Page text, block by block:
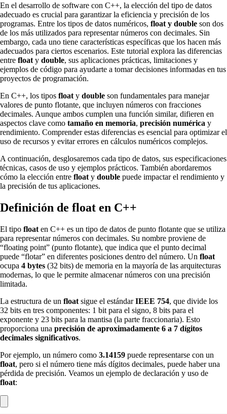
En el desarrollo de software con C++, la elección del tipo de datos
adecuado es crucial para garantizar la eficiencia y precisión de los
programas. Entre los tipos de datos numéricos, float y double son dos
de los más utilizados para representar números con decimales. Sin
embargo, cada uno tiene características específicas que los hacen más
adecuados para ciertos escenarios. Este tutorial explora las diferencias
entre float y double, sus aplicaciones prácticas, limitaciones y
ejemplos de código para ayudarte a tomar decisiones informadas en tus
proyectos de programación.
En C++, los tipos float y double son fundamentales para manejar
valores de punto flotante, que incluyen números con fracciones
decimales. Aunque ambos cumplen una función similar, difieren en
aspectos clave como tamaño en memoria, precisión numérica y
rendimiento. Comprender estas diferencias es esencial para optimizar el
uso de recursos y evitar errores en cálculos numéricos complejos.
A continuación, desglosaremos cada tipo de datos, sus especificaciones
técnicas, casos de uso y ejemplos prácticos. También abordaremos
cómo la elección entre float y double puede impactar el rendimiento y
la precisión de tus aplicaciones.
Definición de float en C++
El tipo float en C++ es un tipo de datos de punto flotante que se utiliza
para representar números con decimales. Su nombre proviene de
“floating point” (punto flotante), que indica que el punto decimal
puede “flotar” en diferentes posiciones dentro del número. Un float
ocupa 4 bytes (32 bits) de memoria en la mayoría de las arquitecturas
modernas, lo que le permite almacenar números con una precisión
limitada.
La estructura de un float sigue el estándarIEEE 754, que divide los
32 bits en tres componentes: 1 bit para el signo, 8 bits para el
exponente y 23 bits para la mantisa (la parte fraccionaria). Esto
proporciona una precisión de aproximadamente 6 a 7 dígitos
decimales significativos.
Por ejemplo, un número como 3.14159 puede representarse con un
float, pero si el número tiene más dígitos decimales, puede haber una
pérdida de precisión. Veamos un ejemplo de declaración y uso de
float: